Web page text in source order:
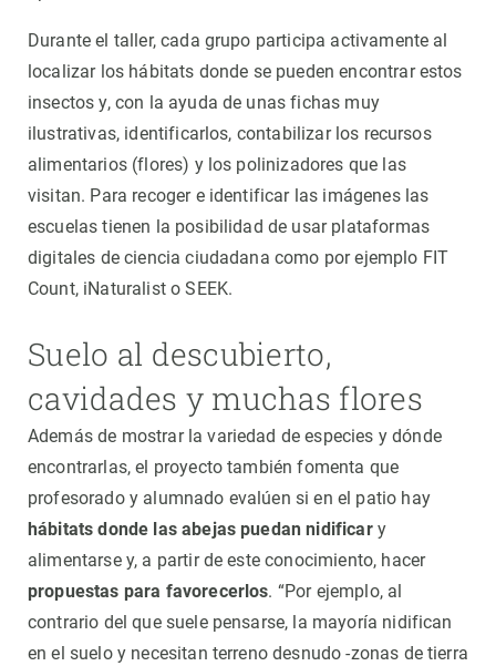
Durante el taller, cada grupo participa activamente al
localizar los hábitats donde se pueden encontrar estos
insectos y, con la ayuda de unas fichas muy
ilustrativas, identificarlos, contabilizar los recursos
alimentarios (flores) y los polinizadores que las
visitan. Para recoger e identificar las imágenes las
escuelas tienen la posibilidad de usar plataformas
digitales de ciencia ciudadana como por ejemplo FIT
Count, iNaturalist o SEEK.
Suelo al descubierto,
cavidades y muchas flores
Además de mostrar la variedad de especies y dónde
encontrarlas, el proyecto también fomenta que
profesorado y alumnado evalúen si en el patio hay
hábitats donde las abejas puedan nidificary
alimentarse y, a partir de este conocimiento, hacer
propuestas para favorecerlos. “Por ejemplo, al
contrario del que suele pensarse, la mayoría nidifican
en el suelo y necesitan terreno desnudo -zonas de tierra